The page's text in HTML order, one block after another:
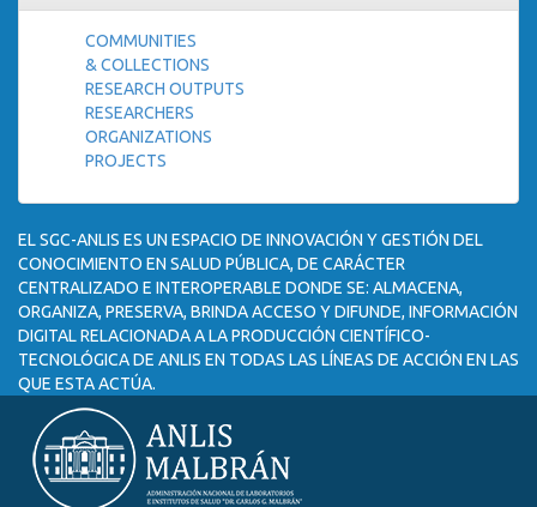
COMMUNITIES
& COLLECTIONS
RESEARCH OUTPUTS
RESEARCHERS
ORGANIZATIONS
PROJECTS
EL SGC-ANLIS ES UN ESPACIO DE INNOVACIÓN Y GESTIÓN DEL
CONOCIMIENTO EN SALUD PÚBLICA, DE CARÁCTER
CENTRALIZADO E INTEROPERABLE DONDE SE: ALMACENA,
ORGANIZA, PRESERVA, BRINDA ACCESO Y DIFUNDE, INFORMACIÓN
DIGITAL RELACIONADA A LA PRODUCCIÓN CIENTÍFICO-
TECNOLÓGICA DE ANLIS EN TODAS LAS LÍNEAS DE ACCIÓN EN LAS
QUE ESTA ACTÚA.